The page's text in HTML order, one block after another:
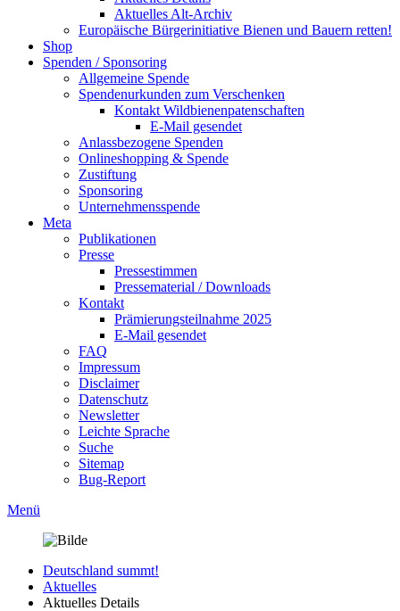
Aktuelles Alt-Archiv
Europäische Bürgerinitiative Bienen und Bauern retten!
Shop
Spenden / Sponsoring
Allgemeine Spende
Spendenurkunden zum Verschenken
Kontakt Wildbienenpatenschaften
E-Mail gesendet
Anlassbezogene Spenden
Onlineshopping & Spende
Zustiftung
Sponsoring
Unternehmensspende
Meta
Publikationen
Presse
Pressestimmen
Pressematerial / Downloads
Kontakt
Prämierungsteilnahme 2025
E-Mail gesendet
FAQ
Impressum
Disclaimer
Datenschutz
Newsletter
Leichte Sprache
Suche
Sitemap
Bug-Report
Menü
Deutschland summt!
Aktuelles
Aktuelles Details